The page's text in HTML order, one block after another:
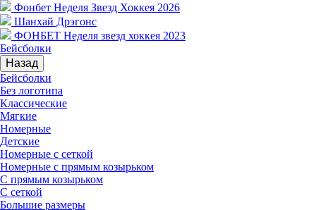
Фонбет Неделя Звезд Хоккея 2026
Шанхай Дрэгонс
ФОНБЕТ Неделя звезд хоккея 2023
Бейсболки
Назад
Бейсболки
Без логотипа
Классические
Мягкие
Номерные
Детские
Номерные с сеткой
Номерные с прямым козырьком
С прямым козырьком
С сеткой
Большие размеры